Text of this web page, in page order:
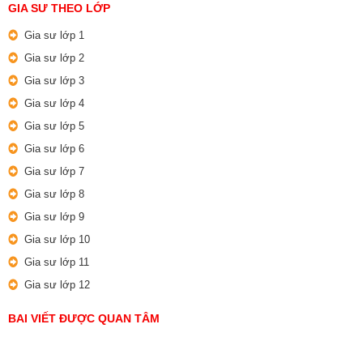
GIA SƯ THEO LỚP
Gia sư lớp 1
Gia sư lớp 2
Gia sư lớp 3
Gia sư lớp 4
Gia sư lớp 5
Gia sư lớp 6
Gia sư lớp 7
Gia sư lớp 8
Gia sư lớp 9
Gia sư lớp 10
Gia sư lớp 11
Gia sư lớp 12
BAI VIẾT ĐƯỢC QUAN TÂM